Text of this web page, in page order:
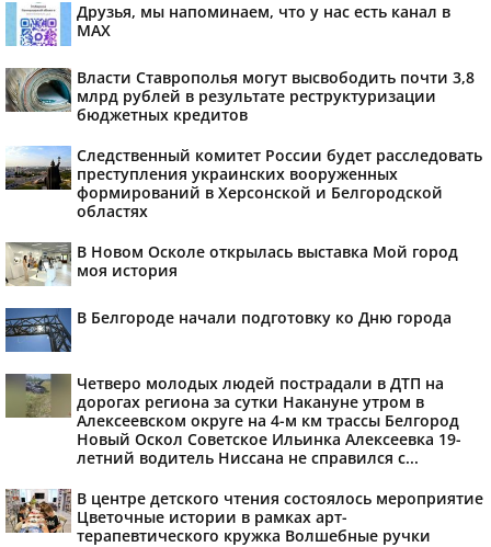
Друзья, мы напоминаем, что у нас есть канал в
МАХ
Власти Ставрополья могут высвободить почти 3,8
млрд рублей в результате реструктуризации
бюджетных кредитов
Следственный комитет России будет расследовать
преступления украинских вооруженных
формирований в Херсонской и Белгородской
областях
В Новом Осколе открылась выставка Мой город
моя история
В Белгороде начали подготовку ко Дню города
Четверо молодых людей пострадали в ДТП на
дорогах региона за сутки Накануне утром в
Алексеевском округе на 4-м км трассы Белгород
Новый Оскол Советское Ильинка Алексеевка 19-
летний водитель Ниссана не справился с...
В центре детского чтения состоялось мероприятие
Цветочные истории в рамках арт-
терапевтического кружка Волшебные ручки